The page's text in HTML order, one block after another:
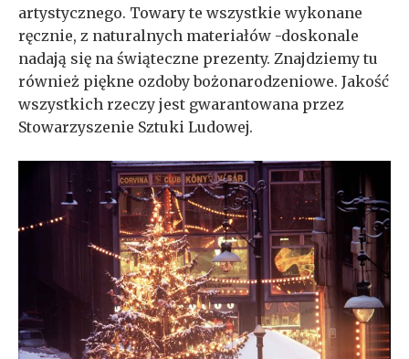
artystycznego. Towary te wszystkie wykonane
ręcznie, z naturalnych materiałów -doskonale
nadają się na świąteczne prezenty. Znajdziemy tu
również piękne ozdoby bożonarodzeniowe. Jakość
wszystkich rzeczy jest gwarantowana przez
Stowarzyszenie Sztuki Ludowej.